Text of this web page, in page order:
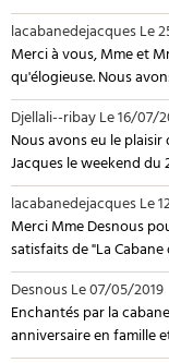
lacabanedejacquesLe
Merci à vous, Mme et
qu'élogieuse. Nous
Djellali--ribayLe 16/07/
Nous avons eu le
Jacques le weekend du
lacabanedejacquesLe
Merci Mme Desnous
satisfaits de "La Cabane
DesnousLe 07/05/2019
Enchantés par la
anniversaire en famille